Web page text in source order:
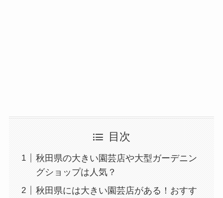
目次
秋田県の大きい園芸店や大型ガーデニン
グショップは人気？
秋田県には大きい園芸店がある！おすす